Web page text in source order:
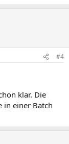
#4
klar. Die
in einer Batch